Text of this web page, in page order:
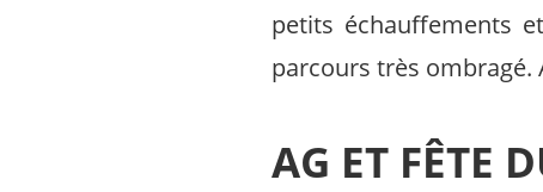
petits échauffements
parcours très ombragé.
AG ET FÊTE